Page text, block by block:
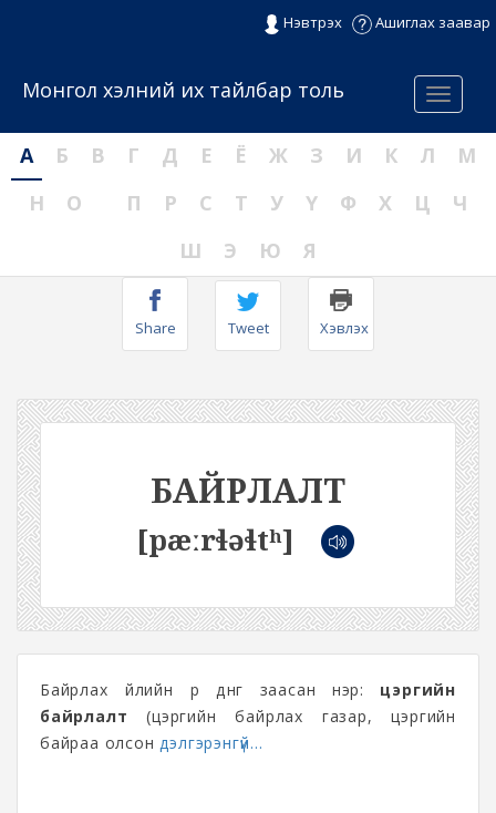
Нэвтрэх Ашиглах заавар
Menu
Монгол хэлний их тайлбар толь
А Б В Г Д Е Ё Ж З И К Л
М
Н
О П Р С Т У Ү Ф Х Ц
Ч
Ш
Э Ю Я
Share Tweet Хэвлэх
БАЙРЛАЛТ
[pæːrɬəɬtʰ]
Байрлах үйлийн үр дүнг заасан нэр: цэргийн
байрлалт (цэргийн байрлах газар, цэргийн
байраа олсондэлгэрэнгүй...